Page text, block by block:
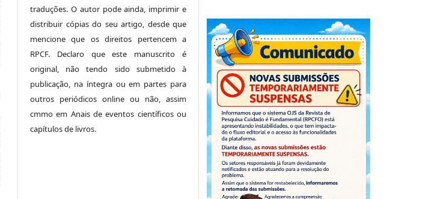
traduções. O autor pode ainda, imprimir e
distribuir cópias do seu artigo, desde que
mencione que os direitos pertencem a
RPCF. Declaro que este manuscrito é
original, não tendo sido submetido à
publicação, na íntegra ou em partes para
outros periódicos online ou não, assim
cmmo em Anais de eventos científicos ou
capítulos de livros.